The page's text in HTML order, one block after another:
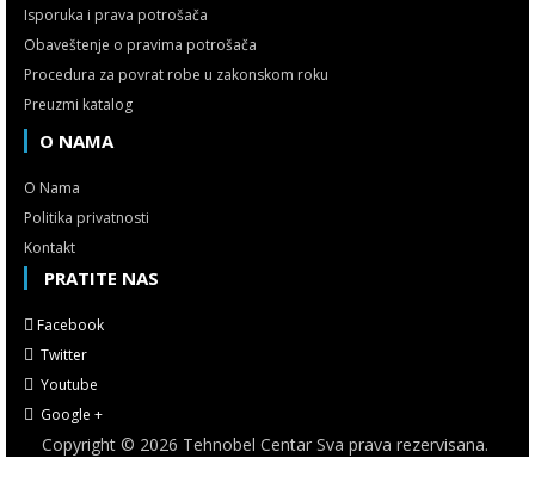
Isporuka i prava potrošača
Obaveštenje o pravima potrošača
Procedura za povrat robe u zakonskom roku
Preuzmi katalog
O NAMA
O Nama
Politika privatnosti
Kontakt
PRATITE NAS
Facebook
Twitter
Youtube
Google +
Copyright © 2026 Tehnobel Centar Sva prava rezervisana.